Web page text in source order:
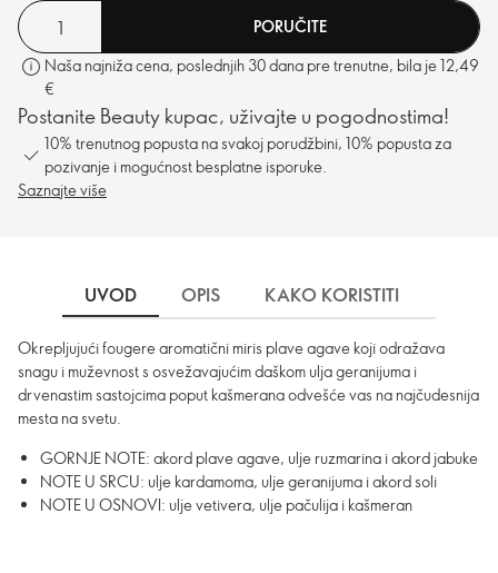
PORUČITE
Naša najniža cena, poslednjih 30 dana pre trenutne, bila je 12,49
€
Postanite Beauty kupac, uživajte u pogodnostima!
10% trenutnog popusta na svakoj porudžbini, 10% popusta za
pozivanje i mogućnost besplatne isporuke.
Saznajte više
UVOD OPIS KAKO KORISTITI
Okrepljujući fougere aromatični miris plave agave koji odražava
snagu i muževnost s osvežavajućim daškom ulja geranijuma i
drvenastim sastojcima poput kašmerana odvešće vas na najčudesnija
mesta na svetu.
GORNJE NOTE: akord plave agave, ulje ruzmarina i akord jabuke
NOTE U SRCU: ulje kardamoma, ulje geranijuma i akord soli
NOTE U OSNOVI: ulje vetivera, ulje pačulija i kašmeran